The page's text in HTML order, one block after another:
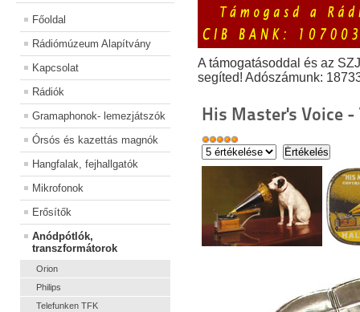
Főoldal
Rádiómúzeum Alapítvány
Kapcsolat
Rádiók
Gramaphonok- lemezjátszók
Órsós és kazettás magnók
Hangfalak, fejhallgatók
Mikrofonok
Erősítők
Anódpótlók,
transzformátorok
Orion
Philips
Telefunken TFK
A támogatásoddal és az
segíted! Adószámunk:
His Master's Voice